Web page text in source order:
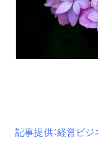
記事提供：経営ビ